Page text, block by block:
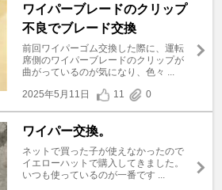
ワイパーブレードのクリップ
不良でブレード交換
前回ワイパーゴム交換した際に、運転
席側のワイパーブレードのクリップが
曲がっているのが気になり、色々 ...
2025年5月11日
11 0
ワイパー交換。
ネットで買った子が使えなかったので
イエローハットで購入してきました。
いつも使っているのが一番です ...